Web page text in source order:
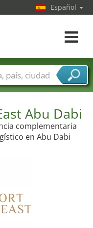
Abu Dabi
complementaria
en Abu Dabi
Español
toggle
Ciudades